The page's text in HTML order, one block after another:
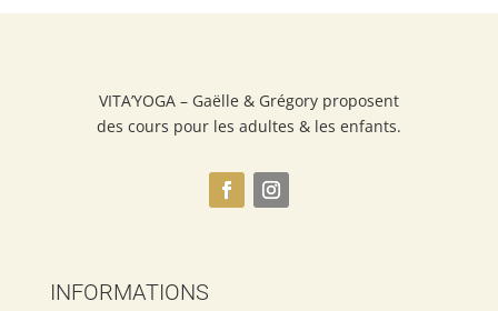
VITA’YOGA – Gaëlle & Grégory proposent
des cours pour les adultes & les enfants.
INFORMATIONS